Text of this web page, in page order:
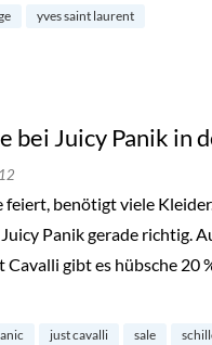
yves saint laurent
bei Juicy Panik in
feiert, benötigt viele
Panik gerade richtig.
Cavalli gibt es hübsche 20
Juicy Panik in der
just cavalli sale